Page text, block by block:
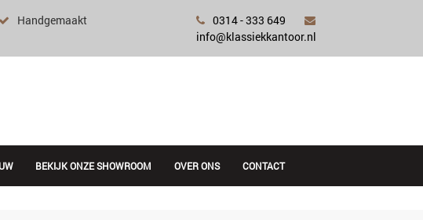
Handgemaakt
0314 - 333 649
info@klassiekkantoor.nl
BEKIJK ONZE SHOWROOM OVER ONS CONTACT